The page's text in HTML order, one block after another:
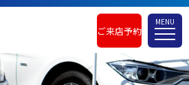
ご来店予約
MENU